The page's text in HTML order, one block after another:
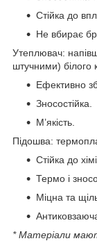
Стійка до
Не вбирає
Утеплювач:
штучними) білого
Ефективно
Зносостійка.
М’якість.
Підошва:
Стійка до
Термо і
Міцна та
* Матеріали